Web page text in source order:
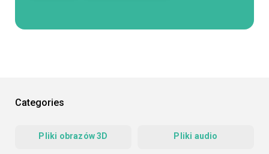
Categories
Pliki obrazów 3D Pliki audio